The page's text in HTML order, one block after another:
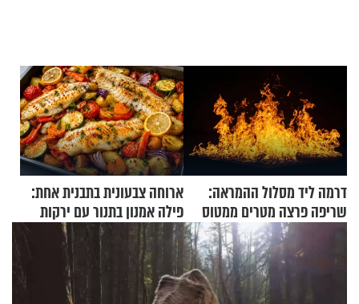
דרמה ליד מסלול ההמראה:
שריפה פרצה מטרים ממטוס
מלא בנוסעים
ארוחה צבעונית בתבנית אחת:
פילה אמנון בתנור עם ירקות